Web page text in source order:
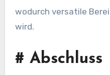
wodurch versatile
wird.
# Abschluss